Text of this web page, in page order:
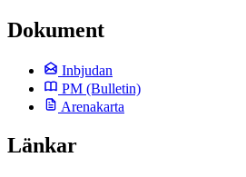
Dokument
Inbjudan
PM (Bulletin)
Arenakarta
Länkar